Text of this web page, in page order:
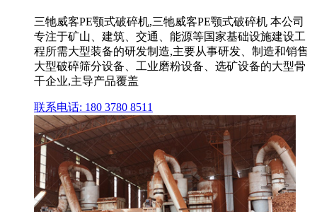
三牠威客PE颚式破碎机,三牠威客PE颚式破碎机 本公司
专注于矿山、建筑、交通、能源等国家基础设施建设工
程所需大型装备的研发制造,主要从事研发、制造和销售
大型破碎筛分设备、工业磨粉设备、选矿设备的大型骨
干企业,主导产品覆盖
联系电话: 180 3780 8511